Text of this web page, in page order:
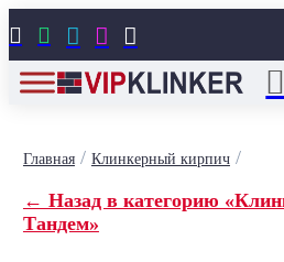
    
Главная/ Клинкерный кирпич/
← Назад в категорию
Тандем»